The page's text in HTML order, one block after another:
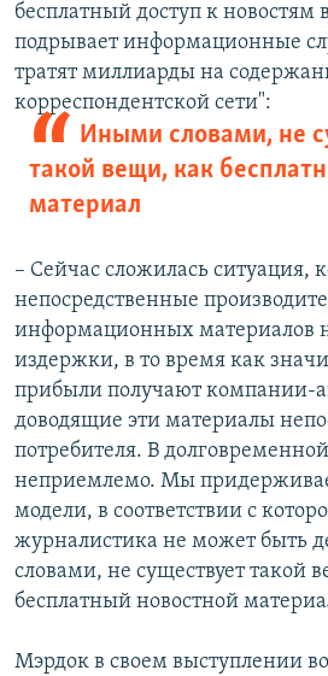
бесплатный доступ к новостям
подрывает информационные
тратят миллиарды на
корреспондентской сети":
Иными словами, не
такой вещи, как
материал
– Сейчас сложилась ситуация,
непосредственные
информационных материалов
издержки, в то время как
прибыли получают компании-
доводящие эти материалы
потребителя. В
неприемлемо. Мы
модели, в соответствии с
журналистика не может быть
словами, не существует такой
бесплатный новостной
Мэрдок в своем выступлении